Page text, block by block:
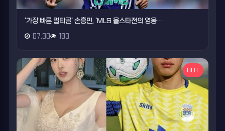
'가장 빠른 멀티골' 손흥민, 'MLS 올스타전의 영웅…
07.30 193
HOT